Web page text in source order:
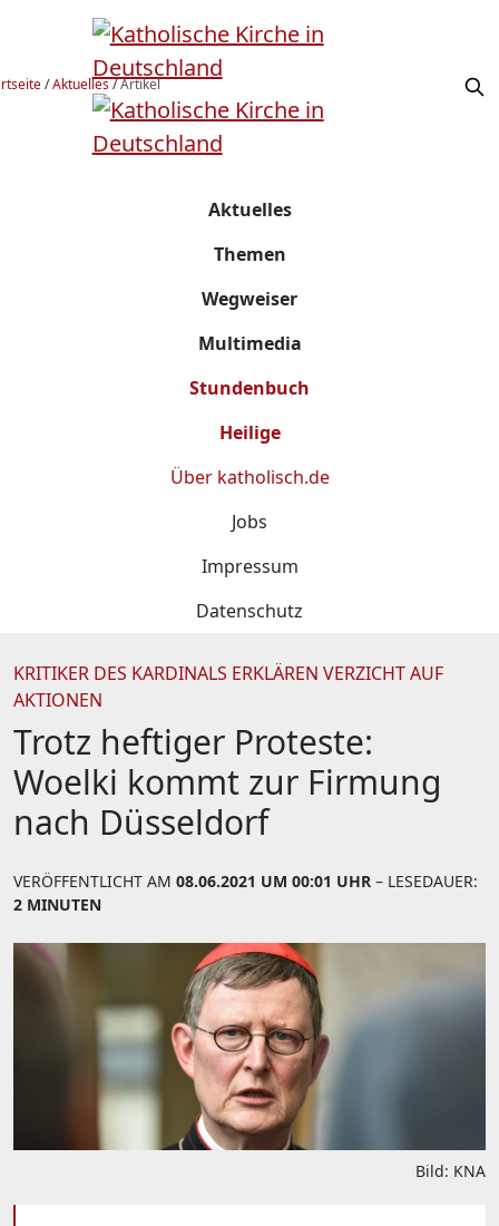
/Aktuelles/Artikel
Aktuelles
Themen
Wegweiser
Multimedia
Stundenbuch
Heilige
Über katholisch.de
Jobs
Impressum
Datenschutz
KRITIKER DES KARDINALS ERKLÄREN VERZICHT AUF
AKTIONEN
Trotz heftiger Proteste:
Woelki kommt zur Firmung
nach Düsseldorf
VERÖFFENTLICHT AM 08.06.2021 UM 00:01 UHR – LESEDAUER:
2 MINUTEN
Bild: KNA